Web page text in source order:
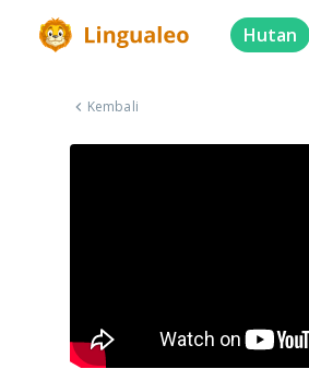
Hutan
Kembali